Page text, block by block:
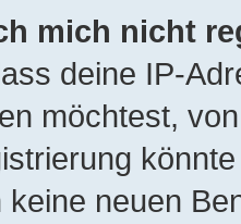
mich nicht
deine IP-
möchtest,
neuen